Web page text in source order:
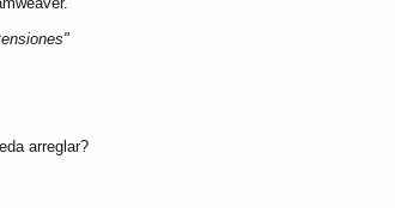
arreglar?